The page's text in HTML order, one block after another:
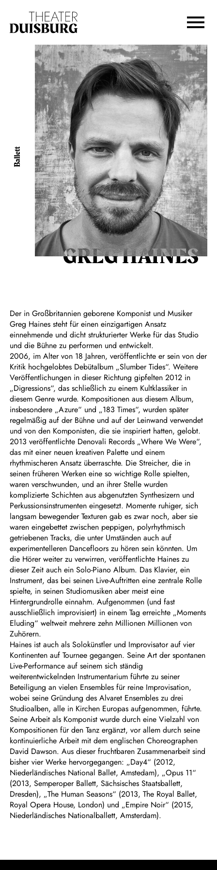
Zur Hauptnavigation springen
Zum Footer springen
Ballett
GREG HAINES
Der in Großbritannien geborene Komponist und Musiker
Greg Haines steht für einen einzigartigen Ansatz
einnehmende und dicht strukturierter Werke für das Studio
und die Bühne zu performen und entwickelt.
2006, im Alter von 18 Jahren, veröffentlichte er sein von der
Kritik hochgelobtes Debütalbum „Slumber Tides“. Weitere
Veröffentlichungen in dieser Richtung gipfelten 2012 in
„Digressions“, das schließlich zu einem Kultklassiker in
diesem Genre wurde. Kompositionen aus diesem Album,
insbesondere „Azure“ und „183 Times“, wurden später
regelmäßig auf der Bühne und auf der Leinwand verwendet
und von den Komponisten, die sie inspiriert hatten, gelobt.
2013 veröffentlichte Denovali Records „Where We Were“,
das mit einer neuen kreativen Palette und einem
rhythmischeren Ansatz überraschte. Die Streicher, die in
seinen früheren Werken eine so wichtige Rolle spielten,
waren verschwunden, und an ihrer Stelle wurden
komplizierte Schichten aus abgenutzten Synthesizern und
Perkussionsinstrumenten eingesetzt. Momente ruhiger, sich
langsam bewegender Texturen gab es zwar noch, aber sie
waren eingebettet zwischen peppigen, polyrhythmisch
getriebenen Tracks, die unter Umständen auch auf
experimentelleren Dancefloors zu hören sein könnten. Um
die Hörer weiter zu verwirren, veröffentlichte Haines zu
dieser Zeit auch ein Solo-Piano Album. Das Klavier, ein
Instrument, das bei seinen Live-Auftritten eine zentrale Rolle
spielte, in seinen Studiomusiken aber meist eine
Hintergrundrolle einnahm. Aufgenommen (und fast
ausschließlich improvisiert) in einem Tag erreichte „Moments
Eluding“ weltweit mehrere zehn Millionen Millionen von
Zuhörern.
Haines ist auch als Solokünstler und Improvisator auf vier
Kontinenten auf Tournee gegangen. Seine Art der spontanen
Live-Performance auf seinem sich ständig
weiterentwickelnden Instrumentarium führte zu seiner
Beteiligung an vielen Ensembles für reine Improvisation,
wobei seine Gründung des Alvaret Ensembles zu drei
Studioalben, alle in Kirchen Europas aufgenommen, führte.
Seine Arbeit als Komponist wurde durch eine Vielzahl von
Kompositionen für den Tanz ergänzt, vor allem durch seine
kontinuierliche Arbeit mit dem englischen Choreographen
David Dawson. Aus dieser fruchtbaren Zusammenarbeit sind
bisher vier Werke hervorgegangen: „Day4“ (2012,
Niederländisches National Ballet, Amstedam), „Opus 11“
(2013, Semperoper Ballett, Sächsisches Staatsballett,
Dresden), „The Human Seasons“ (2013, The Royal Ballet,
Royal Opera House, London) und „Empire Noir“ (2015,
Niederländisches Nationalballett, Amsterdam).